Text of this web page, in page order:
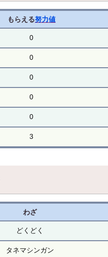
もらえる努力値
0
0
0
0
0
3
わざ
どくどく
タネマシンガン